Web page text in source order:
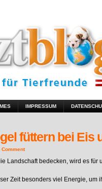
IMPRESSUM
füttern bei Eis
Comment
Landschaft bedecken, wird es
Zeit besonders viel Energie,